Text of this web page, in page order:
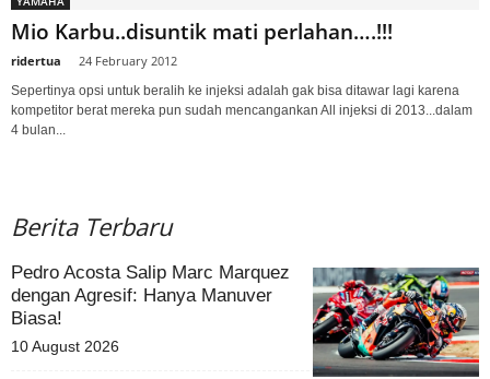
Mio Karbu..disuntik mati perlahan….!!!
ridertua 24 February 2012
Sepertinya opsi untuk beralih ke injeksi adalah gak bisa ditawar lagi karena
kompetitor berat mereka pun sudah mencangankan All injeksi di 2013...dalam
4 bulan...
Berita Terbaru
Pedro Acosta Salip Marc Marquez
dengan Agresif: Hanya Manuver
Biasa!
10 August 2026